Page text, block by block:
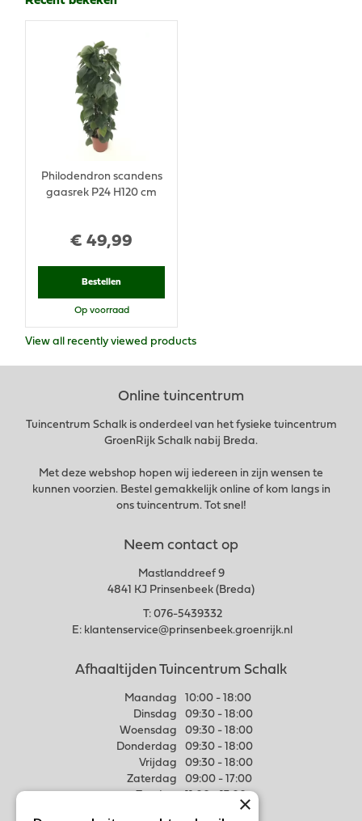
€ 49,99
Philodendron scandens
gaasrek P24 H120 cm
Bestellen
Op voorraad
View all recently viewed products
Online tuincentrum
Tuincentrum Schalk is onderdeel van het fysieke tuincentrum
GroenRijk Schalk nabij Breda.
Met deze webshop hopen wij iedereen in zijn wensen te
kunnen voorzien. Bestel gemakkelijk online of kom langs in
ons tuincentrum. Tot snel!
Neem contact op
Mastlanddreef 9
4841 KJ Prinsenbeek (Breda)
T: 076-5439332
E: klantenservice@prinsenbeek.groenrijk.nl
Afhaaltijden Tuincentrum Schalk
Maandag
10:00 - 18:00
Dinsdag
09:30 - 18:00
Woensdag
09:30 - 18:00
Donderdag
09:30 - 18:00
Vrijdag
09:30 - 18:00
Zaterdag
09:00 - 17:00
×